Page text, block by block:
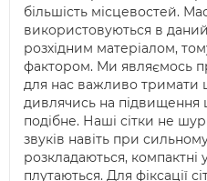
більшість місцевостей.
використовуються в даний
розхідним матеріалом,
фактором. Ми являємось
для нас важливо тримати
дивлячись на підвищення
подібне. Наші сітки не
звуків навіть при
розкладаються, компактні
плутаються. Для фіксації